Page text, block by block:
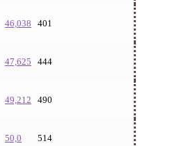
46,038 401
47,625 444
49,212 490
50,0 514